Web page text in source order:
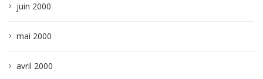
juin 2000
mai 2000
avril 2000